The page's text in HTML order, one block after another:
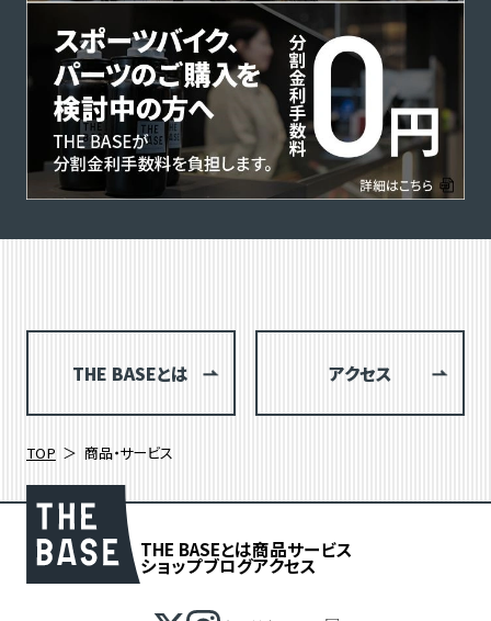
THE BASEとは アクセス
TOP 商品・サービス
THE BASEとは商品サービス
ショップブログアクセス